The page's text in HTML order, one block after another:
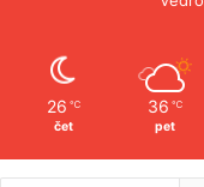
26 ℃
čet
36 ℃
pet